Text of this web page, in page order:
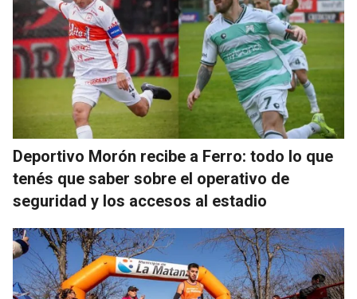
Deportivo Morón recibe a Ferro: todo lo que
tenés que saber sobre el operativo de
seguridad y los accesos al estadio